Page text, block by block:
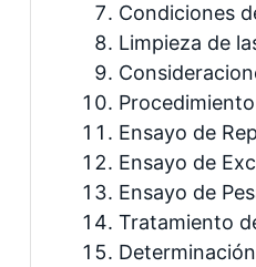
Condiciones
Limpieza de
Ensayo de
Ensayo de
Ensayo de
Tratamiento